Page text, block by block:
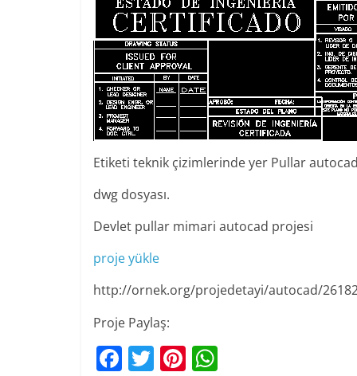
Etiketi teknik çizimlerinde yer Pullar
dwg dosyası.
Devlet pullar mimari autocad projesi
proje yükle
http://ornek.org/projedetayi/autocad/
Proje Paylaş:
F T Pi